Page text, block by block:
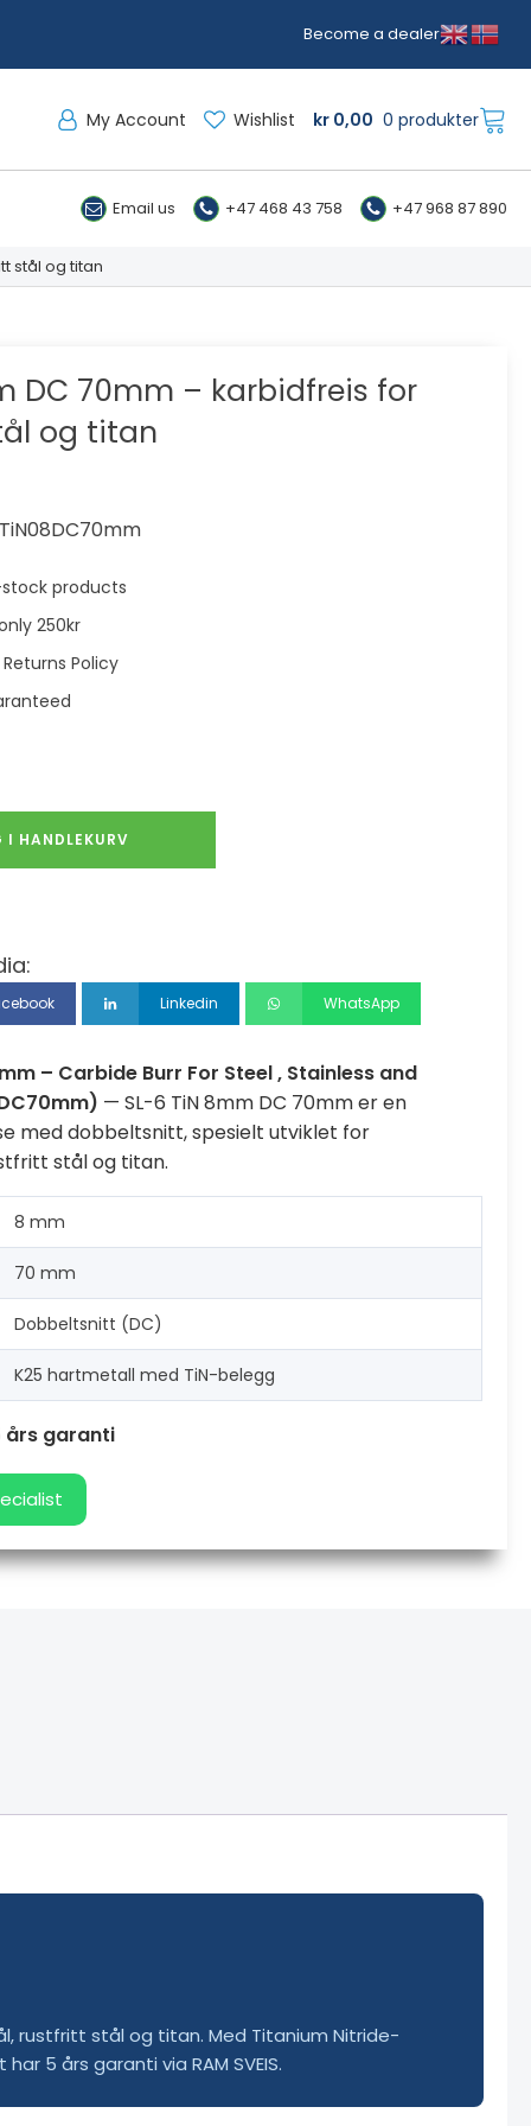
Become a dealer
My Account Wishlist kr 0,00 0 produkter
Email us +47 468 43 758 +47 968 87 890
stål og titan
DC 70mm – karbidfreis for
og titan
products
250kr
Policy
I HANDLEKURV
Linkedin WhatsApp
– Carbide Burr For Steel , Stainless and
— SL-6 TiN 8mm DC 70mm er en
med dobbeltsnitt, spesielt utviklet for
stål og titan.
8 mm
70 mm
Dobbeltsnitt (DC)
K25 hartmetall med TiN-belegg
års garanti
rustfritt stål og titan. Med Titanium Nitride-
5 års garanti via RAM SVEIS.